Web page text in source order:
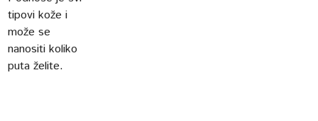
tipovi kože i
može se
nanositi koliko
puta želite.